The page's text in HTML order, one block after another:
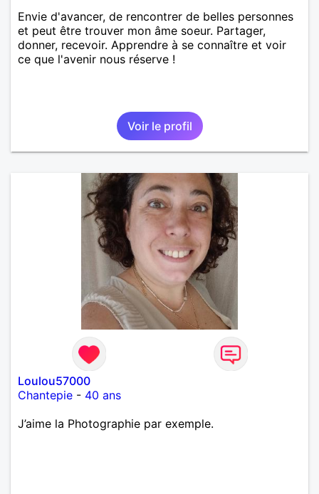
Envie d'avancer, de rencontrer de belles personnes
et peut être trouver mon âme soeur. Partager,
donner, recevoir. Apprendre à se connaître et voir
ce que l'avenir nous réserve !
Voir le profil
Loulou57000
Chantepie - 40 ans
J’aime la Photographie par exemple.